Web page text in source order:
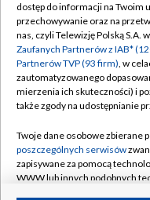
Abonament TVP
Emisja w TVP
Centrum informacji
Naziemna Telewizja
Rada Programowa
System NOS
dostęp do informacji na Twoim
przechowywanie oraz na
nas, czyli Telewizję Polską S.A.
Zaufanych Partnerów z IAB*
Partnerów TVP (93 firm), w
zautomatyzowanego
mierzenia ich skuteczności) i
także zgody na udostępnianie
Twoje dane osobowe zbierane
poszczególnych serwisów
zapisywane za pomocą
WWW lub innych podobnych